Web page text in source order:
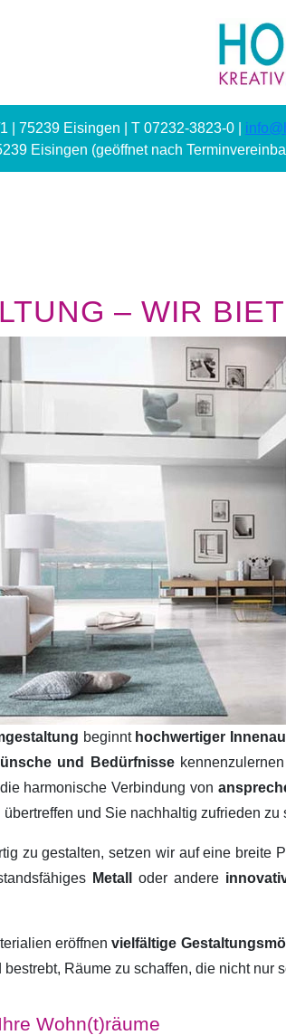
| 75239 Eisingen | T 07232-3823-0 |
Eisingen (geöffnet nach
– WIR
beginnt hochwertiger
und Bedürfnisse
harmonische Verbindung von
und Sie nachhaltig zufrieden zu
zu gestalten, setzen wir auf eine breite
Metalloder andere
eröffnenvielfältige
bestrebt, Räume zu schaffen, die nicht nur
Wohn(t)räume